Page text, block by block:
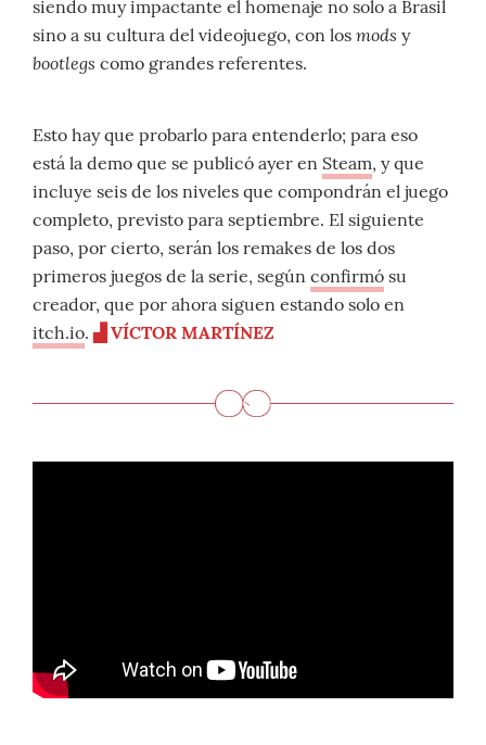
siendo muy impactante el homenaje no solo a Brasil
sino a su cultura del videojuego, con los mods y
bootlegs como grandes referentes.
Esto hay que probarlo para entenderlo; para eso
está la demo que se publicó ayer en Steam, y que
incluye seis de los niveles que compondrán el juego
completo, previsto para septiembre. El siguiente
paso, por cierto, serán los remakes de los dos
primeros juegos de la serie, según confirmó su
creador, que por ahora siguen estando solo en
itch.io.▟ VÍCTOR MARTÍNEZ